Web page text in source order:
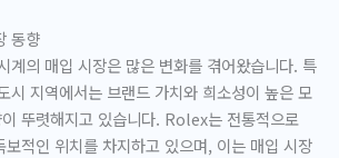
동향
계의 매입 시장은 많은 변화를 겪어왔습니다. 특
시 지역에서는 브랜드 가치와 희소성이 높은 모
뚜렷해지고 있습니다. Rolex는 전통적으로
적인 위치를 차지하고 있으며, 이는 매입 시장